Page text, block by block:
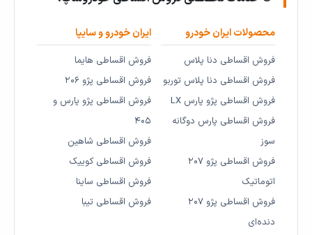
محصولات ایران خودرو
فروش اقساطی دنا پلاس
فروش اقساطی دنا پلاس توربو
فروش اقساطی پژو پارس LX
فروش اقساطی پارس دوگانه
سوز
فروش اقساطی پژو ۲۰۷
اتوماتیک
فروش اقساطی پژو ۲۰۷
دنده‌ای
ایران خودرو و سایپا
فروش اقساطی هایما
فروش اقساطی پژو ۲۰۶
فروش اقساطی پژو پارس و
۴۰۵
فروش اقساطی شاهین
فروش اقساطی کوییک
فروش اقساطی ساینا
فروش اقساطی تیبا